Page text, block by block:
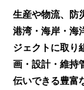
［
生産や物流、防
港湾・海岸・海
ジェクトに取り
画・設計・維持
伝いできる豊富